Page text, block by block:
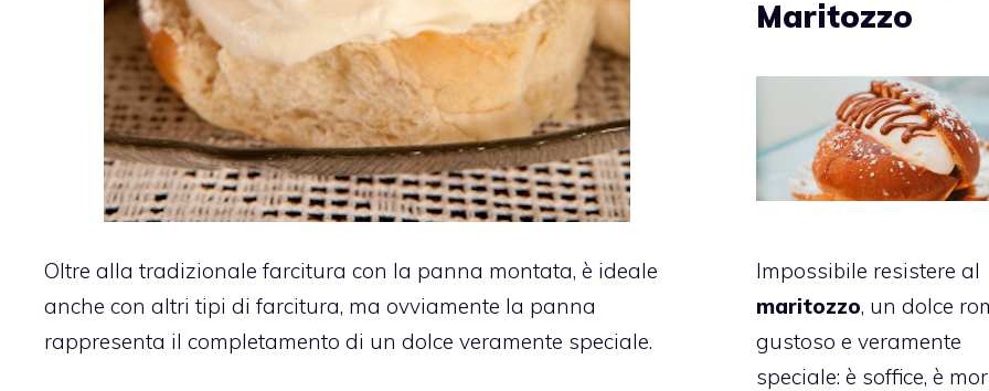
Oltre alla tradizionale farcitura con la panna montata, è ideale
anche con altri tipi di farcitura, ma ovviamente la panna
rappresenta il completamento di un dolce veramente speciale.
Maritozzo
Impossibile resistere al
maritozzo, un dolce
gustoso e veramente
speciale: è soffice, è